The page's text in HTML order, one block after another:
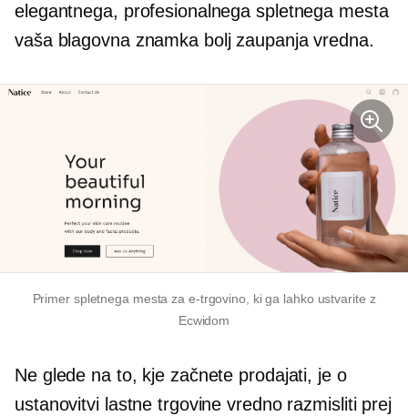
elegantnega, profesionalnega spletnega mesta
vaša blagovna znamka bolj zaupanja vredna.
Primer spletnega mesta za e-trgovino, ki ga lahko ustvarite z
Ecwidom
Ne glede na to, kje začnete prodajati, je o
ustanovitvi lastne trgovine vredno razmisliti prej